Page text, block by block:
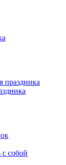
праздника
собой